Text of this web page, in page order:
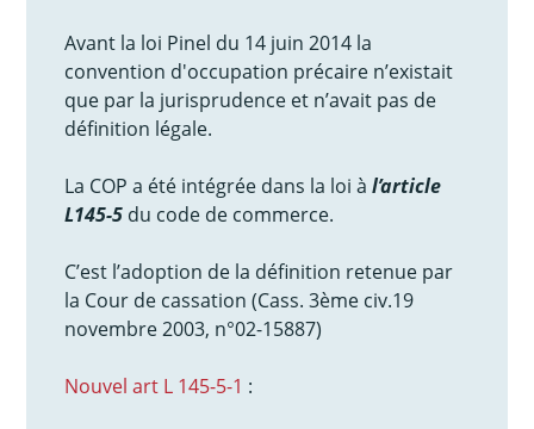
Avant la loi Pinel du 14 juin 2014 la
convention d'occupation précaire n’existait
que par la jurisprudence et n’avait pas de
définition légale.
La COP a été intégrée dans la loi àl’article
L145-5 du code de commerce.
C’est l’adoption de la définition retenue par
la Cour de cassation (Cass. 3ème civ.19
novembre 2003, n°02-15887)
Nouvel art L 145-5-1 :